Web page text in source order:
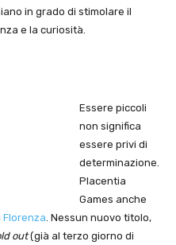
in grado di stimolare il
e la curiosità.
Essere piccoli
non significa
essere privi di
determinazione.
Placentia
Games anche
Florenza . Nessun nuovo titolo,
out(già al terzo giorno di